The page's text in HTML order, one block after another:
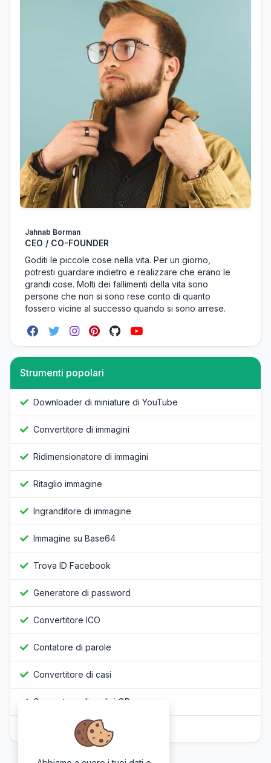
Jahnab Borman
CEO / CO-FOUNDER
Goditi le piccole cose nella vita. Per un giorno,
potresti guardare indietro e realizzare che erano le
grandi cose. Molti dei fallimenti della vita sono
persone che non si sono rese conto di quanto
fossero vicine al successo quando si sono arrese.
Strumenti popolari
Downloader di miniature di YouTube
Convertitore di immagini
Ridimensionatore di immagini
Ritaglio immagine
Ingranditore di immagine
Immagine su Base64
Trova ID Facebook
Generatore di password
Convertitore ICO
Contatore di parole
Convertitore di casi
Generatore di codici QR
Offuscatore Javascript